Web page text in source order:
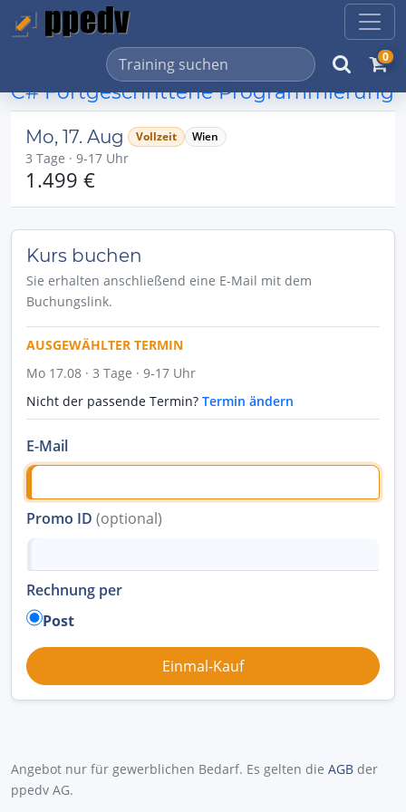
0
C# Fortgeschrittene Programmierung
Mo, 17. Aug Vollzeit Wien
3 Tage · 9-17 Uhr
1.499 €
Kurs buchen
Sie erhalten anschließend eine E-Mail mit dem
Buchungslink.
AUSGEWÄHLTER TERMIN
Mo 17.08 · 3 Tage · 9-17 Uhr
Nicht der passende Termin? Termin ändern
E-Mail
Promo ID (optional)
Rechnung per
Post
Angebot nur für gewerblichen Bedarf. Es gelten die AGB der
ppedv AG.